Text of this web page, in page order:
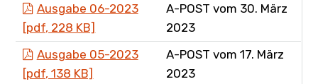
Ausgabe 06-2023
[pdf, 228 KB]
A-POST vom 30. März
2023
Ausgabe 05-2023
[pdf, 138 KB]
A-POST vom 17. März
2023